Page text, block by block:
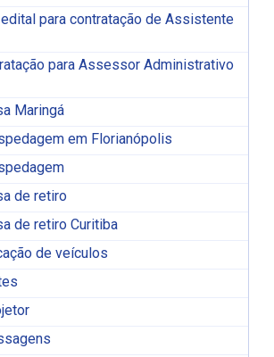
para contratação de Assistente
para Assessor Administrativo
Maringá
em Florianópolis
de retiro
de retiro Curitiba
de veículos